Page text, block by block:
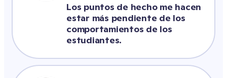
Los puntos de hecho me hacen
estar más pendiente de los
comportamientos de los
estudiantes.